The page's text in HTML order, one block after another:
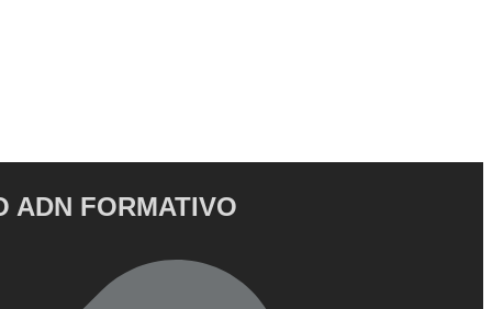
ADN FORMATIVO